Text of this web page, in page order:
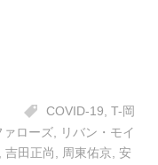
COVID-19 T-岡
ァローズ, リバン・モイ
, 吉田正尚, 周東佑京, 安